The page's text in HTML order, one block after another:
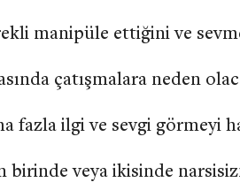
manipüle ettiğini ve
çatışmalara neden
fazla ilgi ve sevgi görmeyi
birinde veya ikisinde